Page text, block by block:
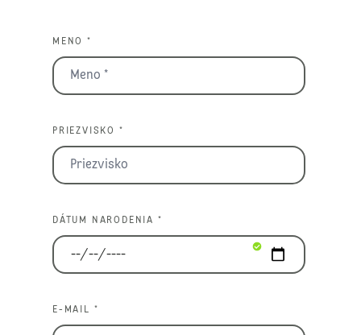
MENO *
PRIEZVISKO *
DÁTUM NARODENIA *
E-MAIL *